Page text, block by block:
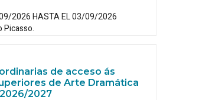
2026 HASTA EL 03/09/2026
Picasso.
de acceso ás
de Arte Dramática
2027